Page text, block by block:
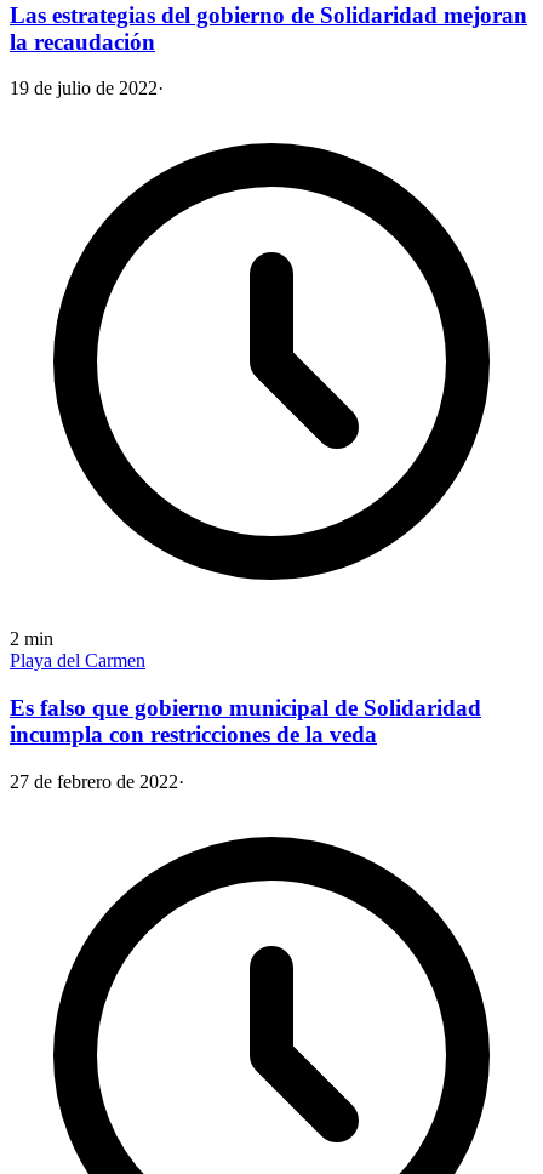
Las estrategias del gobierno de Solidaridad mejoran
la recaudación
19 de julio de 2022·
2 min
Playa del Carmen
Es falso que gobierno municipal de Solidaridad
incumpla con restricciones de la veda
27 de febrero de 2022·